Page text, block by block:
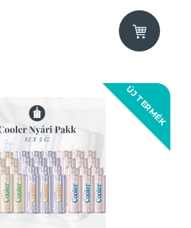
ÚJ TERMÉK